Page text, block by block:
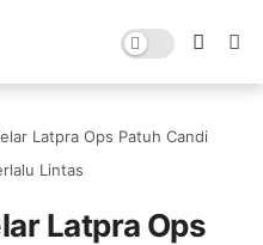
Latpra Ops Patuh Candi
Lintas
Latpra Ops